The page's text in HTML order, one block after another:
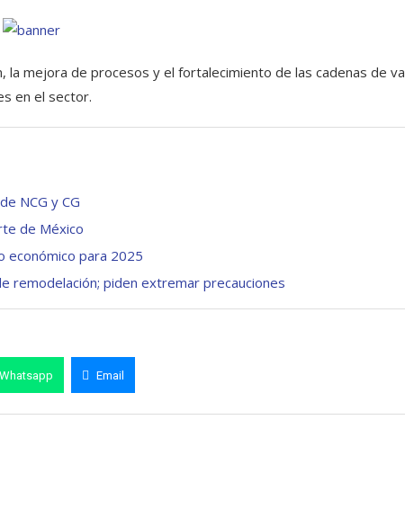
la mejora de procesos y el fortalecimiento de las cadenas de
en el sector.
NCG y CG
de México
económico para 2025
remodelación; piden extremar precauciones
Whatsapp Email